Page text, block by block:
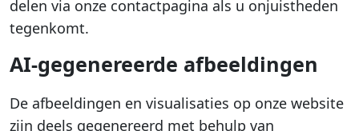
delen via onze contactpagina als u onjuistheden
tegenkomt.
AI-gegenereerde afbeeldingen
De afbeeldingen en visualisaties op onze website
zijn deels gegenereerd met behulp van